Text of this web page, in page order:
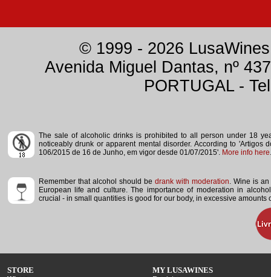
© 1999 - 2026
Avenida Miguel Dantas, nº
PORTUGAL -
The sale of alcoholic drinks is prohibited to all person under 18
noticeably drunk or apparent mental disorder. According to 'Artigos
106/2015 de 16 de Junho, em vigor desde 01/07/2015'. More info here.
Remember that alcohol should be drank with moderation. Wine is
European life and culture. The importance of moderation in
crucial - in small quantities is good for our body, in excessive amounts
STORE MY LUSAWINES